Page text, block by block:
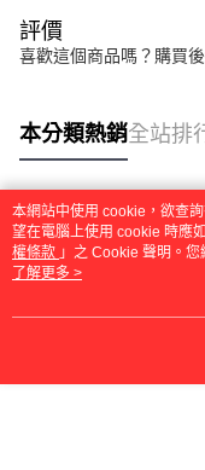
評價
喜歡這個商品嗎？購買
本分類熱銷全站排
熱門標籤
本網站中使用 cookie，欲查
望在電腦上使用 cookie 時應
權條款 」之 Cookie 聲明。
用條款之 Cookie 聲明使用
了解更多 >